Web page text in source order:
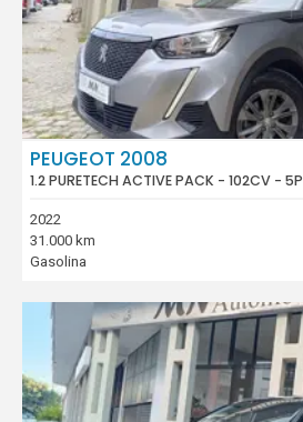
PEUGEOT 2008
1.2 PURETECH ACTIVE PACK - 102CV - 5P
2022
31.000 km
Gasolina